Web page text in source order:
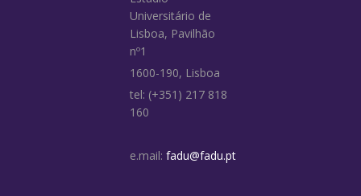
Universitário de
Lisboa, Pavilhão
nº1
1600-190, Lisboa
tel: (+351) 217 818
160
e.mail: fadu@fadu.pt